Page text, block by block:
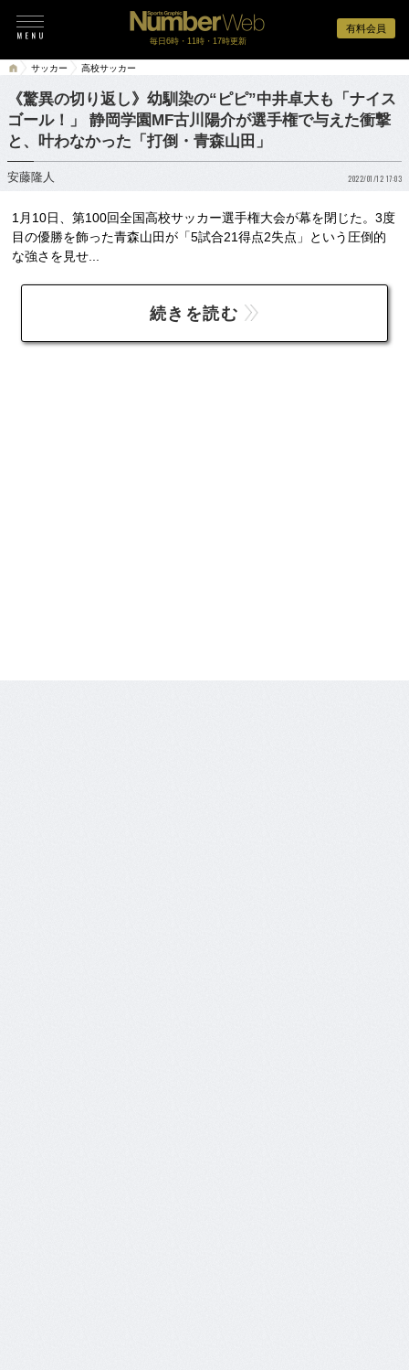
有料会員
毎日6時・11時・17時更新
サッカー 高校サッカー
《驚異の切り返し》幼馴染の“ピピ”中井卓大も「ナイス
ゴール！」 静岡学園MF古川陽介が選手権で与えた衝撃
と、叶わなかった「打倒・青森山田」
安藤隆人 2022/01/12 17:03
1月10日、第100回全国高校サッカー選手権大会が幕を閉じた。3度
目の優勝を飾った青森山田が「5試合21得点2失点」という圧倒的
な強さを見せ...
続きを読む